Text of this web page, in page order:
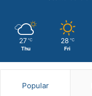
27 ℃
Thu
28 ℃
Fri
Popular